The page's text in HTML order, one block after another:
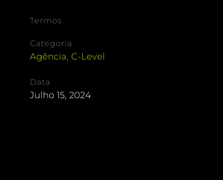
Termos
Categoria
Agência, C-Level
Data
Julho 15, 2024